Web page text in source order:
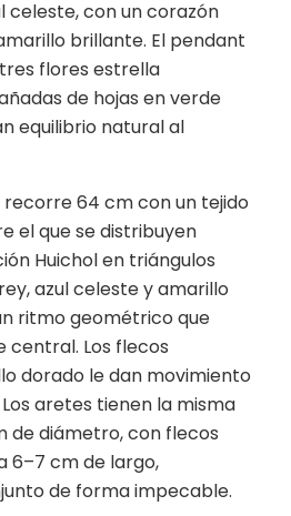
celeste, con un corazón
brillante. El pendant
flores estrella
de hojas en verde
equilibrio natural al
64 cm con un tejido
el que se distribuyen
Huichol en triángulos
azul celeste y amarillo
ritmo geométrico que
Los flecos
dorado le dan movimiento
aretes tienen la misma
de diámetro, con flecos
6–7 cm de largo,
de forma impecable.